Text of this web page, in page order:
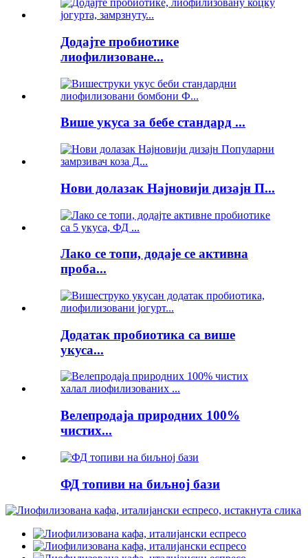
Додајте пробиотике
лиофилизоване...
Више укуса за бебе стандард ...
Нови долазак Најновији дизајн П...
Лако се топи, додаје се активна
проба...
Додатак пробиотика са више
укуса...
Велепродаја природних 100%
чистих...
ФД топиви на биљној бази